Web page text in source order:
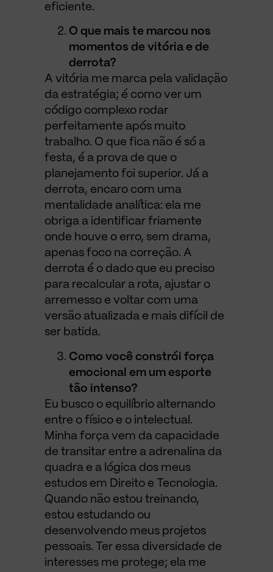
eficiente.
O que mais te marcou nos
momentos de vitória e de
derrota?
A vitória me marca pela validação
da estratégia; é como ver um
código complexo rodar
perfeitamente após muito
trabalho. O que fica não é só a
festa, é a prova de que o
planejamento foi superior. Já a
derrota, encaro com uma
mentalidade analítica: ela me
obriga a identificar friamente
onde houve o erro, sem drama,
apenas foco na correção. A
derrota é o dado que eu preciso
para recalcular a rota, ajustar o
arremesso e voltar com uma
versão atualizada e mais difícil de
ser batida.
Como você constrói força
emocional em um esporte
tão intenso?
Eu busco o equilíbrio alternando
entre o físico e o intelectual.
Minha força vem da capacidade
de transitar entre a adrenalina da
quadra e a lógica dos meus
estudos em Direito e Tecnologia.
Quando não estou treinando,
estou estudando ou
desenvolvendo meus projetos
pessoais. Ter essa diversidade de
interesses me protege; ela me